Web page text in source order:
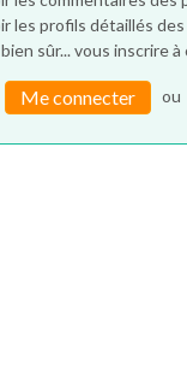
les profils détaillés
sûr... vous inscrire
Me connecter ou